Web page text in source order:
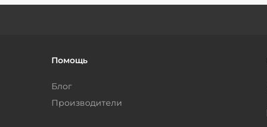
Помощь
Блог
Производители